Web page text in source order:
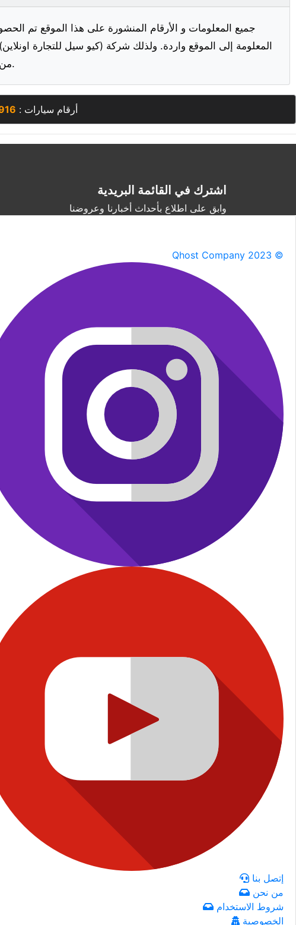
جميع المعلومات و الأرقام المنشورة على هذا الموقع تم
المعلومة إلى الموقع واردة. ولذلك شركة (كيو سيل للتجارة
من الأغراض المعلنة شخصيا والقيام بالفحص قبل الشراء.
أرقام سيارات :
اشترك في القائمة البريدية
وابق على اطلاع بأحداث أخبارنا وعروضنا
Qhost Company 2023 ©
إتصل بنا
من نحن
شروط الاستخدام
الخصوصية